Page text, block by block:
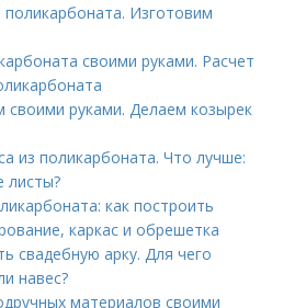
поликарбоната. Изготовим
своими руками. Расчет
своими руками. Делаем козырек
из поликарбоната. Что лучше:
листы?
как построить
каркас и обрешетка
свадебную арку. Для чего
навес?
материалов своими